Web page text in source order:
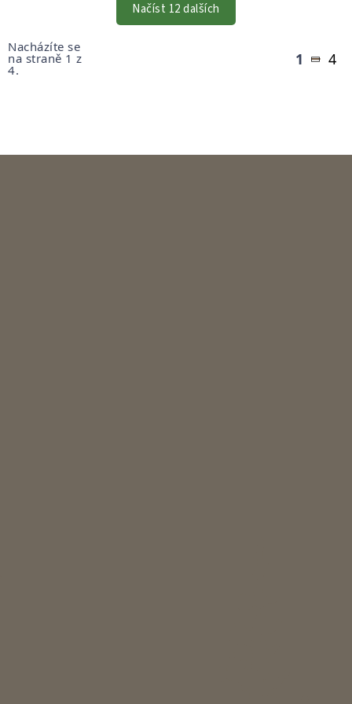
Načíst 12 dalších
Nacházíte se
na straně 1 z
4.
1 4